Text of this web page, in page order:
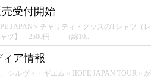
受付開始
JAPAN＞チャリティ・グッズのTシャツ（
ャツ】 2500円 （綿10...
ア情報
ルヴィ・ギエム＜HOPE JAPAN TOUR＞が